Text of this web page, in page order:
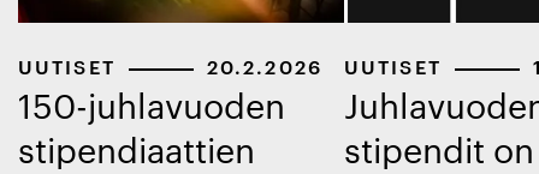
UUTISET 20.2.2026
150-juhlavuoden
stipendiaattien
UUTISET
stipendit on